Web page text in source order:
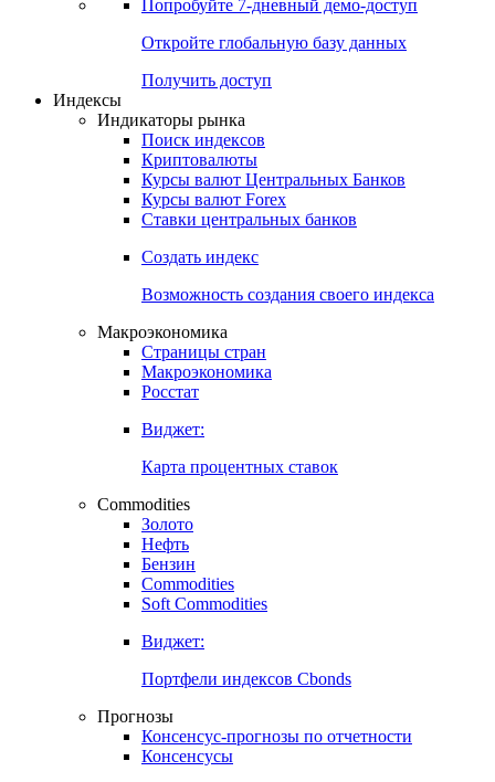
Попробуйте 7-дневный демо-доступ
Откройте глобальную базу данных
Получить доступ
Индексы
Индикаторы рынка
Поиск индексов
Криптовалюты
Курсы валют Центральных Банков
Курсы валют Forex
Ставки центральных банков
Создать индекс
Возможность создания своего индекса
Макроэкономика
Страницы стран
Макроэкономика
Росстат
Виджет:
Карта процентных ставок
Commodities
Золото
Нефть
Бензин
Commodities
Soft Commodities
Виджет:
Портфели индексов Cbonds
Прогнозы
Консенсус-прогнозы по отчетности
Консенсусы